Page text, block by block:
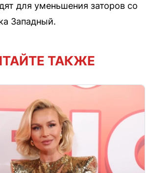
для уменьшения заторов со
Западный.
ТАКЖЕ